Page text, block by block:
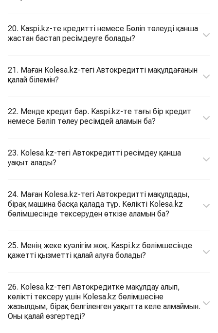
20. Kaspi.kz-те кредитті немесе Бөліп төлеуді қанша
жастан бастап ресімдеуге болады?
21. Маған Кolesa.kz-тегі Автокредитті мақұлдағанын
қалай білемін?
22. Менде кредит бар. Kaspi.kz-те тағы бір кредит
немесе Бөліп төлеу ресімдей аламын ба?
23. Kolesa.kz-тегі Автокредитті ресімдеу қанша
уақыт алады?
24. Маған Kolesa.kz-тегі Автокредитті мақұлдады,
бірақ машина басқа қалада тұр. Көлікті Kolesa.kz
бөлімшесінде тексеруден өткізе аламын ба?
25. Менің жеке куәлігім жоқ. Kaspi.kz бөлімшесінде
қажетті қызметті қалай алуға болады?
26. Kolesa.kz-тегі Автокредитке мақұлдау алып,
көлікті тексеру үшін Kolesa.kz бөлімшесіне
жазылдым, бірақ белгіленген уақытта келе алмаймын.
Оны қалай өзгертеді?